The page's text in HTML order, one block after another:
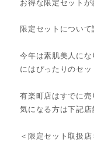
お得な限定セットが
限定セットについて
今年は素肌美人に
にはぴったりのセッ
有楽町店はすでに売
気になる方は下記店
＜限定セット取扱店